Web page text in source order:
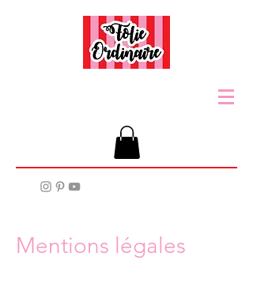
Mentions légales